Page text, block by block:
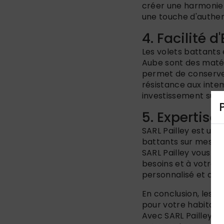
créer une
une touche
4. Facilité
Les volets battants
Aube sont des
permet de
résistance aux
investissement sur
5.
SARL Pailley est
battants sur
SARL Pailley vous
besoins et à votre
personnalisé et de
En conclusion, les
pour votre habitat
Avec SARL Pailley,